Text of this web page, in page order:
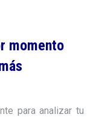
momento
para analizar tu